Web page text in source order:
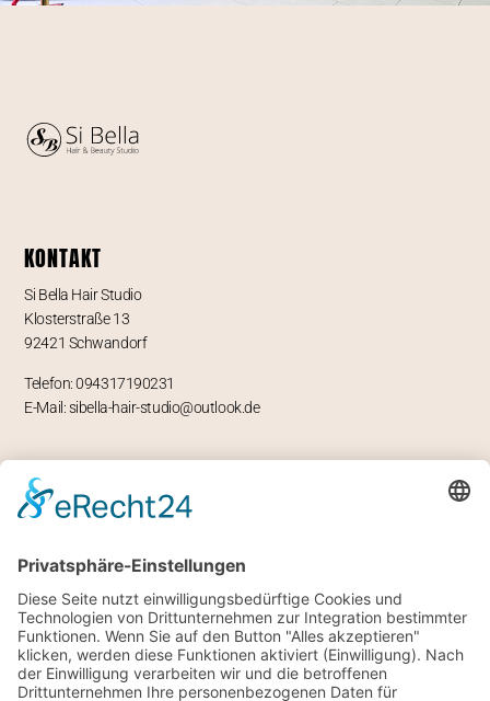
KONTAKT
Si Bella Hair Studio
Klosterstraße 13
92421 Schwandorf
Telefon: 094317190231
E-Mail: sibella-hair-studio@outlook.de
ÖFFNUNGSZEITEN
Sa 8 bis 14 Uhr
RECHTLICHES